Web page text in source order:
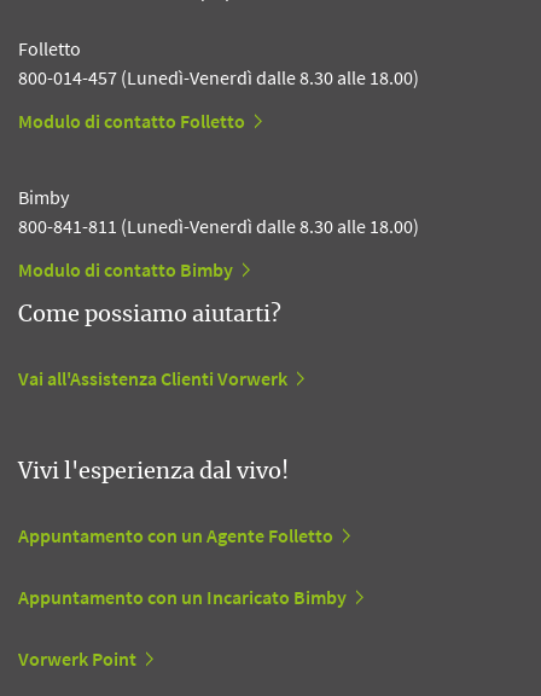
Folletto
800-014-457 (Lunedì-Venerdì dalle 8.30 alle 18.00)
Modulo di contatto Folletto
Bimby
800-841-811 (Lunedì-Venerdì dalle 8.30 alle 18.00)
Modulo di contatto Bimby
Come possiamo aiutarti?
Vai all'Assistenza Clienti Vorwerk
Vivi l'esperienza dal vivo!
Appuntamento con un Agente Folletto
Appuntamento con un Incaricato Bimby
Vorwerk Point